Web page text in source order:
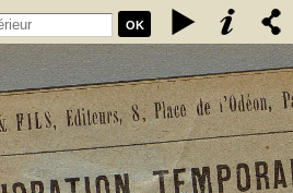
OK
théorie et vulgarisation générale / par
(1873-1939). Auteur